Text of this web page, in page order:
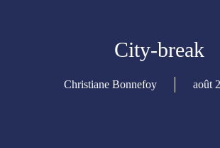
City-break
Christiane Bonnefoy août